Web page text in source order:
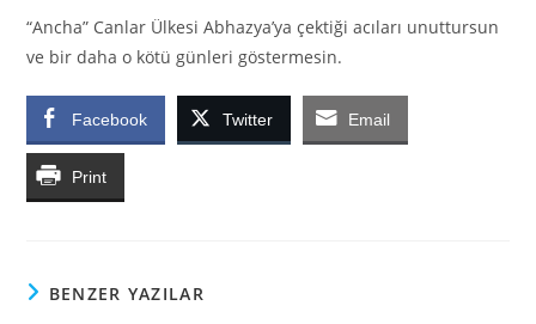
“Ancha” Canlar Ülkesi Abhazya’ya çektiği acıları unuttursun
ve bir daha o kötü günleri göstermesin.
Facebook Twitter Email
Print
BENZER YAZILAR